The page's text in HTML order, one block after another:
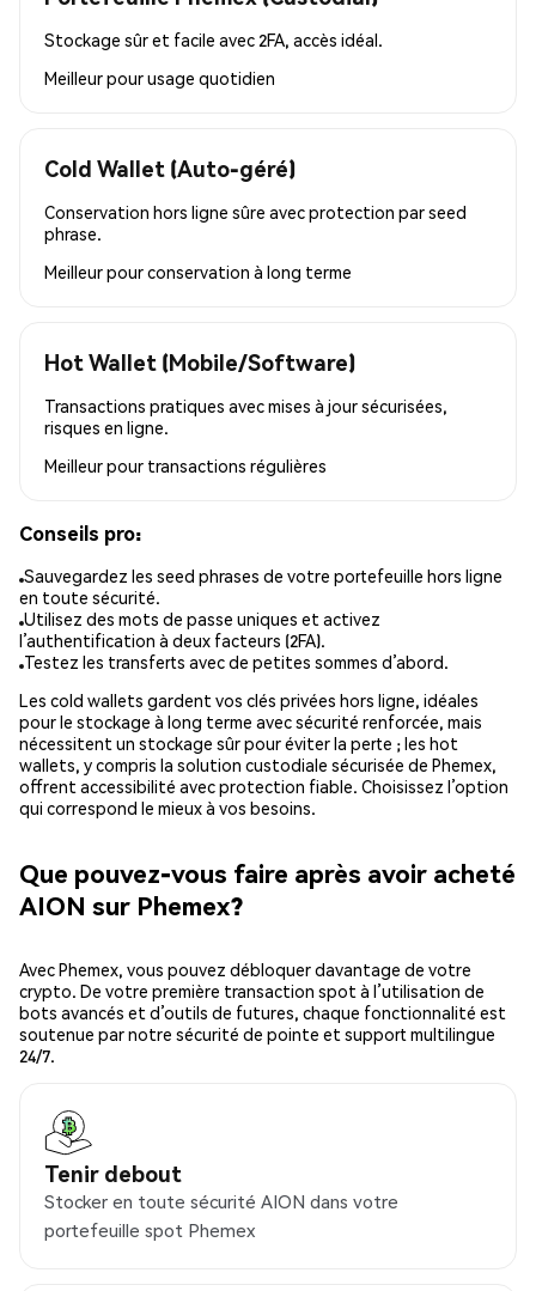
Stockage sûr et facile avec 2FA, accès idéal.
Meilleur pourusage quotidien
Cold Wallet (Auto-géré)
Conservation hors ligne sûre avec protection par seed
phrase.
Meilleur pourconservation à long terme
Hot Wallet (Mobile/Software)
Transactions pratiques avec mises à jour sécurisées,
risques en ligne.
Meilleur pour transactions régulières
Conseils pro:
Sauvegardez les seed phrases de votre portefeuille hors ligne
en toute sécurité.
Utilisez des mots de passe uniques et activez
l’authentification à deux facteurs (2FA).
Testez les transferts avec de petites sommes d’abord.
Les cold wallets gardent vos clés privées hors ligne, idéales
pour le stockage à long terme avec sécurité renforcée, mais
nécessitent un stockage sûr pour éviter la perte ; les hot
wallets, y compris la solution custodiale sécurisée de Phemex,
offrent accessibilité avec protection fiable. Choisissez l’option
qui correspond le mieux à vos besoins.
Que pouvez-vous faire après avoir acheté
AION sur Phemex?
Avec Phemex, vous pouvez débloquer davantage de votre
crypto. De votre première transaction spot à l’utilisation de
bots avancés et d’outils de futures, chaque fonctionnalité est
soutenue par notre sécurité de pointe et support multilingue
24/7.
Tenir debout
Stocker en toute sécurité AION dans votre
portefeuille spot Phemex